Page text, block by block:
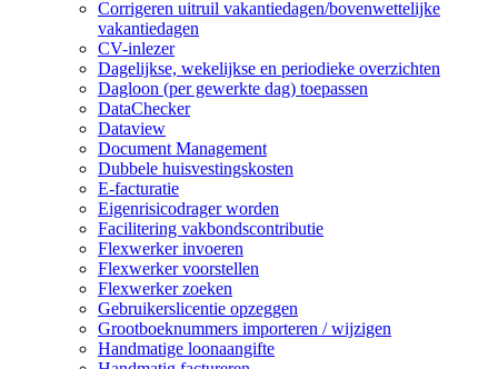
Corrigeren uitruil vakantiedagen/bovenwettelijke
vakantiedagen
CV-inlezer
Dagelijkse, wekelijkse en periodieke overzichten
Dagloon (per gewerkte dag) toepassen
DataChecker
Dataview
Document Management
Dubbele huisvestingskosten
E-facturatie
Eigenrisicodrager worden
Facilitering vakbondscontributie
Flexwerker invoeren
Flexwerker voorstellen
Flexwerker zoeken
Gebruikerslicentie opzeggen
Grootboeknummers importeren / wijzigen
Handmatige loonaangifte